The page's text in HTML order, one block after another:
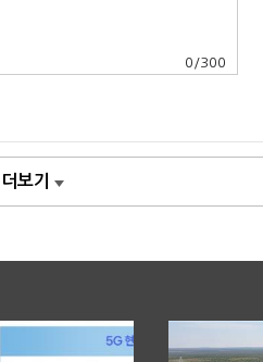
0 /300
보기